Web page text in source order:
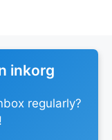
inkorg
regularly?